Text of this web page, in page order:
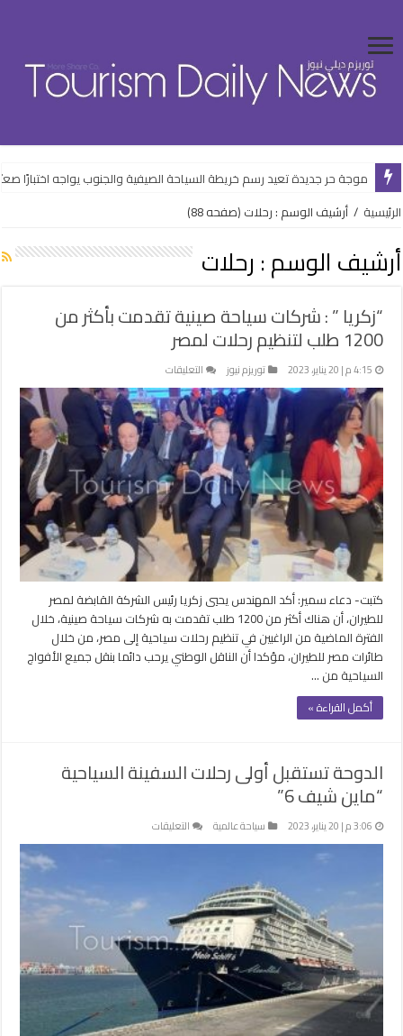
موجة حر جديدة تعيد رسم خريطة السياحة الصيفية والجنوب يواجه اختبارًا
مرسى علم للتنمية السياحية تعزز الحوكمة.. خطوة جديدة لدعم ثقة
الرئيسية / أرشيف الوسم : رحلات (صفحه 88)
أرشيف الوسم : رحلات
“زكريا ” : شركات سياحة صينية تقدمت بأكثر من
1200 طلب لتنظيم رحلات لمصر
4:15 م | 20 يناير، 2023 توريزم نيوز التعليقات
“زكريا
”
:
شركات
سياحة
صينية
تقدمت
بأكثر
من
1200
طلب
لتنظيم
رحلات
لمصر
مغلقة
كتبت- دعاء سمير: أكد المهندس يحيي زكريا رئيس الشركة القابضة لمصر
للطيران، أن هناك أكثر من 1200 طلب تقدمت به شركات سياحة صينية، خلال
الفترة الماضية من الراغبين في تنظيم رحلات سياحية إلى مصر، من خلال
طائرات مصر للطيران، مؤكدا أن الناقل الوطني يرحب دائما بنقل جميع الأفواج
السياحية من …
أكمل القراءة »
الدوحة تستقبل أولى رحلات السفينة السياحية
“ماين شيف 6”
3:06 م | 20 يناير، 2023 سياحة عالمية التعليقات
الدوحة
رحلات
السفينة
السياحية
“ماين
شيف
6”
مغلقة